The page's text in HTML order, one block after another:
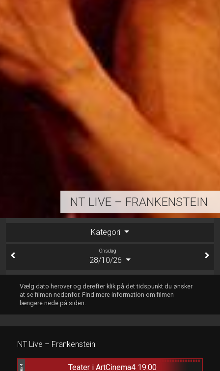
NT LIVE – FRANKENSTEIN
Kategori
Onsdag
28/10/26
Vælg dato herover og derefter klik på det tidspunkt du ønsker
at se filmen nedenfor. Find mere information om filmen
længere nede på siden.
NT Live – Frankenstein
Bio 4 Teater i ArtCinema4 19:00